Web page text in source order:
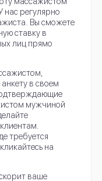
регулярно
Вы сможете
ставку в
лиц прямо
в своем
мужчиной
требуется
на
ваше